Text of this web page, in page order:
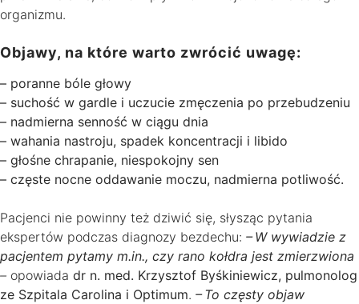
organizmu.
Objawy, na które warto zwrócić uwagę:
– poranne bóle głowy
– suchość w gardle i uczucie zmęczenia po przebudzeniu
– nadmierna senność w ciągu dnia
– wahania nastroju, spadek koncentracji i libido
– głośne chrapanie, niespokojny sen
– częste nocne oddawanie moczu, nadmierna potliwość.
Pacjenci nie powinny też dziwić się, słysząc pytania
ekspertów podczas diagnozy bezdechu: – W wywiadzie z
pacjentem pytamy m.in., czy rano kołdra jest zmierzwiona
– opowiada dr n. med. Krzysztof Byśkiniewicz, pulmonolog
ze Szpitala Carolina i Optimum. – To częsty objaw